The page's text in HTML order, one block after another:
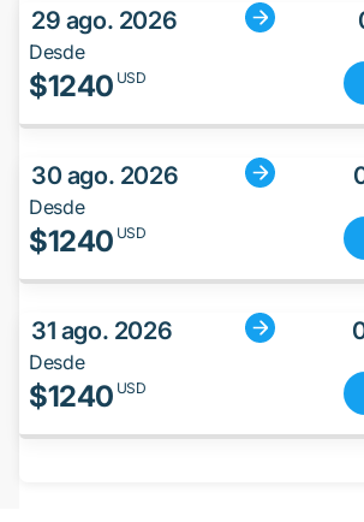
29 ago. 2026
Desde
$1240 USD
30 ago. 2026
Desde
$1240 USD
31 ago. 2026
Desde
$1240 USD